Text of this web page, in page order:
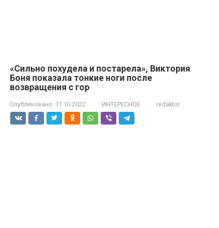
«Сильно похудела и постарела», Виктория
Боня показала тонкие ноги после
возвращения с гор
Опубликовано: 11.10.2022 ИНТЕРЕСНОЕ redaktor